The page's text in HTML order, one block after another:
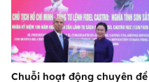
Chuỗi hoạt động chuyên đề